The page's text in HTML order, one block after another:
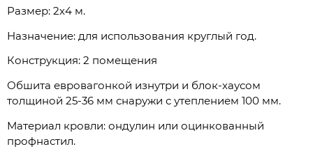
Размер: 2х4 м.
Назначение: для использования круглый год.
Конструкция: 2 помещения
Обшита евровагонкой изнутри и блок-хаусом
толщиной 25-36 мм снаружи с утеплением 100 мм.
Материал кровли: ондулин или оцинкованный
профнастил.